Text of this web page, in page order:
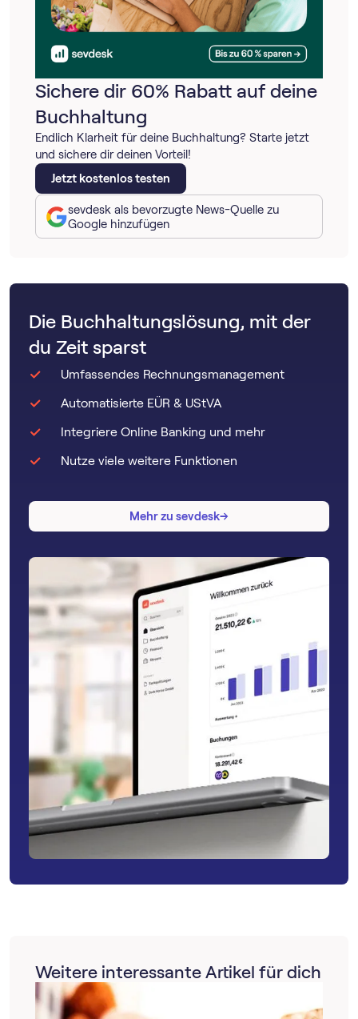
Sichere dir 60% Rabatt auf deine
Buchhaltung
Endlich Klarheit für deine Buchhaltung? Starte jetzt
und sichere dir deinen Vorteil!
Jetzt kostenlos testen
sevdesk als bevorzugte News-Quelle zu
Google hinzufügen
Die Buchhaltungslösung, mit der
du Zeit sparst
Umfassendes Rechnungsmanagement
Automatisierte EÜR & UStVA
Integriere Online Banking und mehr
Nutze viele weitere Funktionen
Mehr zu sevdesk→
→
Weitere interessante Artikel für dich